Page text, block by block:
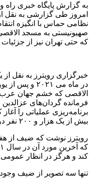
به گزارش پایگاه خبری راه
امروز طی گزارشی به نقل
صهیونیستی به مسجد
که حتی تهران نیز از
خبرگزاری رویترز به نقل
در ماه می
الاقصی که خشم جهان عرب
فرمانده گردان‌های
برنامه‌ریزی عملیاتی را
بیش از یک هزار و ۲۰۰ نفر در اسرائیل شده است.
رویترز نوشت که ضیف از
کند و هرگز در انظار